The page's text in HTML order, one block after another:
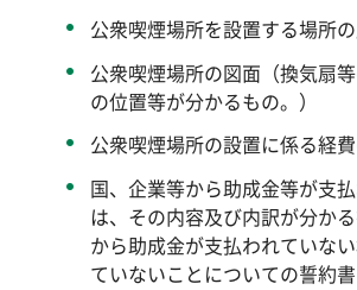
公衆喫煙場所を設置する場所
公衆喫煙場所の図面（換気扇
の位置等が分かるもの。）
公衆喫煙場所の設置に係る経
国、企業等から助成金等が支
は、その内容及び内訳が分か
から助成金が支払われていな
ていないことについての誓約書